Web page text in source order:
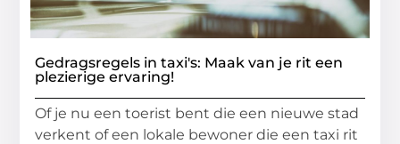
Gedragsregels in taxi's: Maak van je rit een
plezierige ervaring!
Of je nu een toerist bent die een nieuwe stad
verkent of een lokale bewoner die een taxi rit